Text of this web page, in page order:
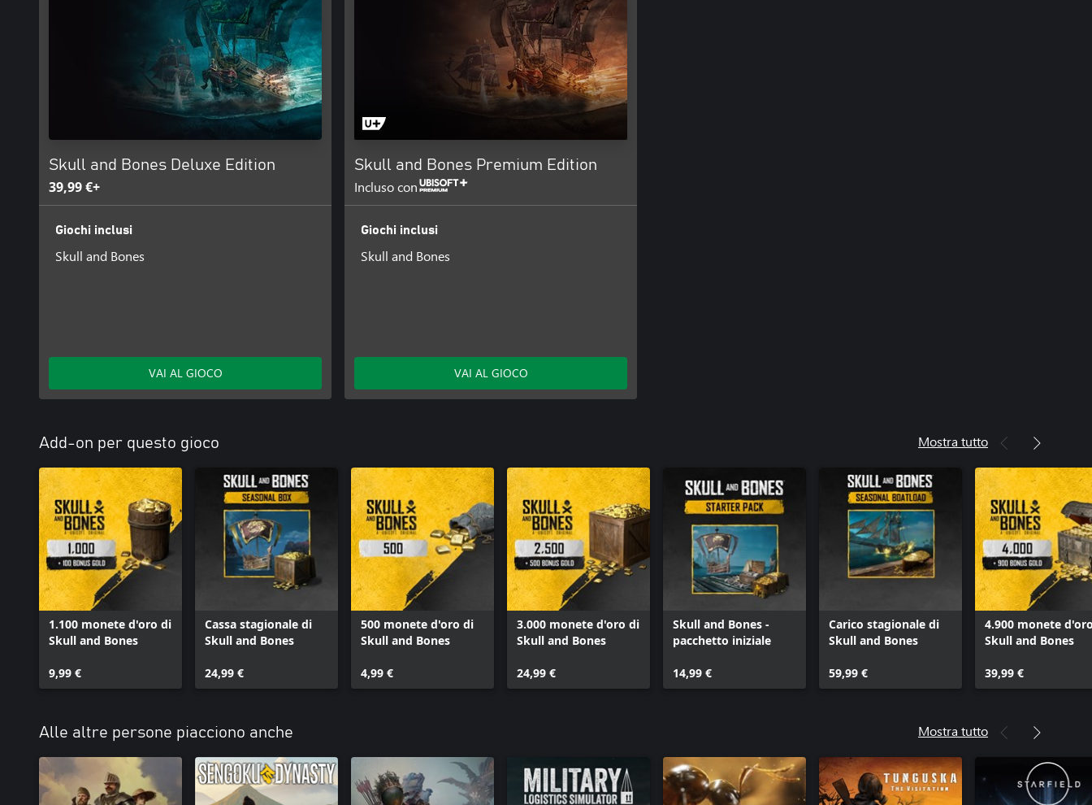
Skull and Bones Deluxe Edition
39,99 €+
Giochi inclusi
Skull and Bones
VAI AL GIOCO
Skull and Bones Premium Edition
Incluso con
Giochi inclusi
Skull and Bones
VAI AL GIOCO
Add-on per questo gioco Mostra tutto
1.100 monete d'oro di
Skull and Bones
9,99 €
Cassa stagionale di
Skull and Bones
24,99 €
500 monete d'oro di
Skull and Bones
4,99 €
3.000 monete d'oro di
Skull and Bones
24,99 €
Skull and Bones -
pacchetto iniziale
14,99 €
Carico stagionale di
Skull and Bones
59,99 €
4.900 monete
Skull and Bones
39,99 €
Alle altre persone piacciono anche Mostra tutto